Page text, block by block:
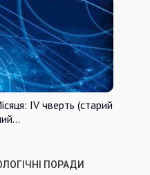
IV чверть (старий
ПОРАДИ